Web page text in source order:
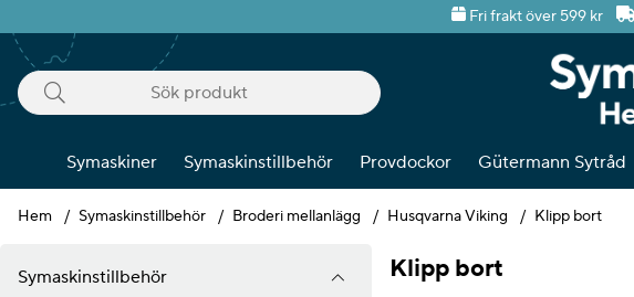
Fri frakt över 599 kr
Symaskiner Symaskinstillbehör Provdockor Gütermann Sytråd
Hem Symaskinstillbehör Broderi mellanlägg Husqvarna Viking Klipp bort
Symaskinstillbehör
Klipp bort